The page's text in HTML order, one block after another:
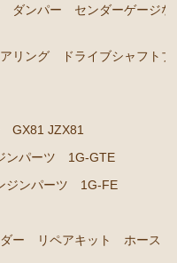
JZX101 JZX105
ルキット など）
ンパー センダーゲージな
リング ドライブシャフトブ
JZX81
ンパーツ 1G-GTE
ジンパーツ 1G-FE
ダー リペアキット ホース